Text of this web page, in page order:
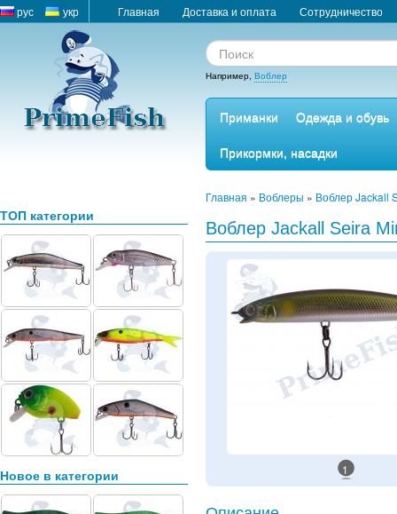
рус укр Главная Доставка и оплата Сотрудничество
Например, Воблер
Приманки
Одежда и обувь
Прикормки, насадки
ТОП категории
Новое в категории
Главная » Воблеры » Воблер Jackall
Воблер Jackall Seira
1